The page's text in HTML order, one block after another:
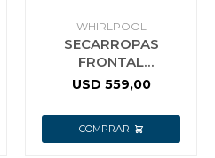
WHIRLPOOL
SECARROPAS
FRONTAL
WHIRLPOOL 7 KG
USD 559,00